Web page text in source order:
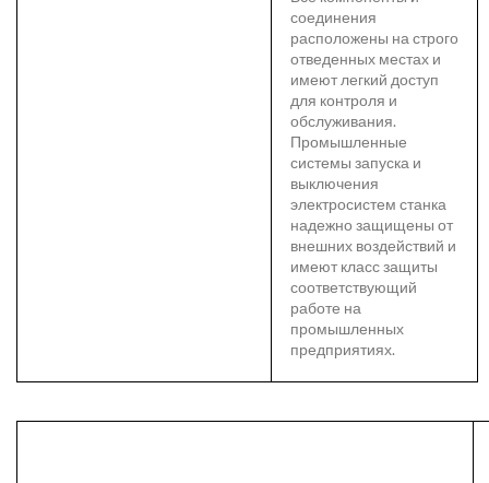
соединения
расположены на строго
отведенных местах и
имеют легкий доступ
для контроля и
обслуживания.
Промышленные
системы запуска и
выключения
электросистем станка
надежно защищены от
внешних воздействий и
имеют класс защиты
соответствующий
работе на
промышленных
предприятиях.